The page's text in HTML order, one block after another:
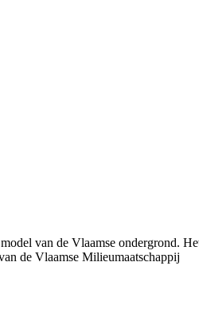
van de Vlaamse ondergrond.
de Vlaamse Milieumaatschappij